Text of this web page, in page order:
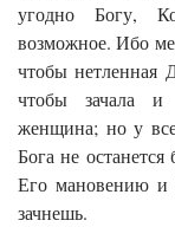
угодно Богу,
возможное. Ибо
чтобы нетленная
чтобы зачала и
женщина; но у
Бога не
Его мановению и
зачнешь.